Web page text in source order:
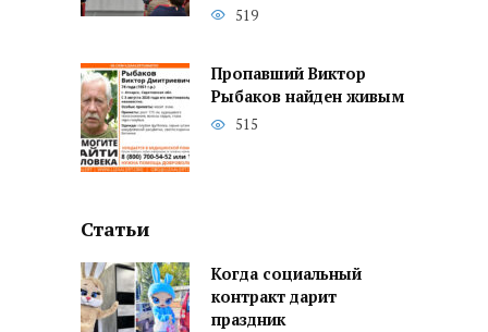
519
Пропавший Виктор
Рыбаков найден живым
515
Статьи
Когда социальный
контракт дарит
праздник